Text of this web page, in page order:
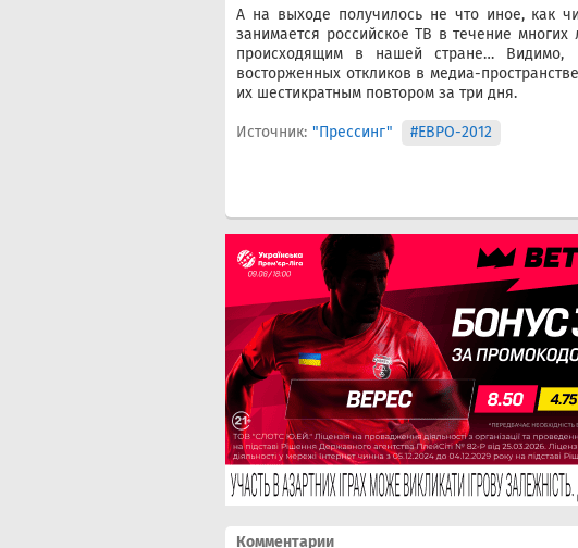
А на выходе получилось не что иное, как
занимается российское ТВ в течение
происходящим в нашей стране… Видимо,
восторженных откликов в медиа-
их шестикратным повтором за три дня.
Источник: "Прессинг" #ЕВРО-2012
Комментарии